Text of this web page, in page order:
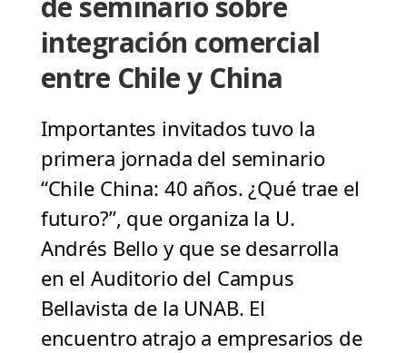
integración comercial
entre Chile y China
Importantes invitados tuvo la
primera jornada del seminario
“Chile China: 40 años. ¿Qué trae el
futuro?”, que organiza la U.
Andrés Bello y que se desarrolla
en el Auditorio del Campus
Bellavista de la UNAB. El
encuentro atrajo a empresarios de